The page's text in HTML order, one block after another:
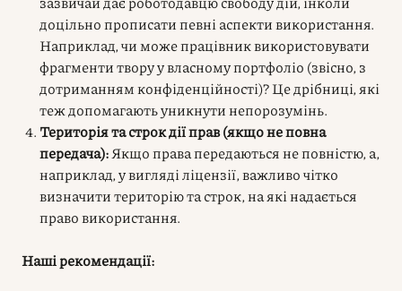
доцільно прописати певні аспекти використання.
Наприклад, чи може працівник використовувати
фрагменти твору у власному портфоліо (звісно, з
дотриманням конфіденційності)? Це дрібниці, які
теж допомагають уникнути непорозумінь.
Територія та строк дії прав (якщо не повна
передача):Якщо права передаються не повністю, а,
наприклад, у вигляді ліцензії, важливо чітко
визначити територію та строк, на які надається
право використання.
Наші рекомендації: